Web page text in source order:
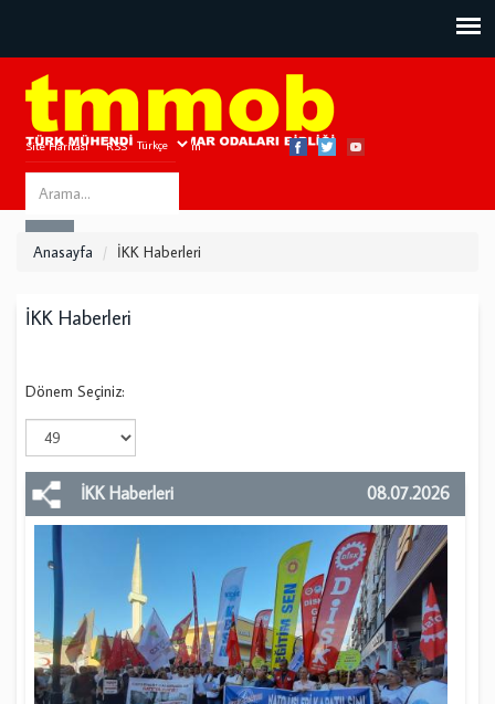
Site Haritası RSS Bize Ulaşın
Search
this
Anasayfa İKK Haberleri
İKK Haberleri
Dönem Seçiniz:
İKK Haberleri 08.07.2026